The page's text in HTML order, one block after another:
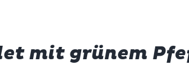
mit grünem